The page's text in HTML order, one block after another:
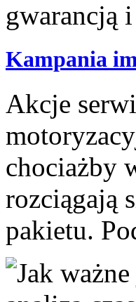
Kampania
Akcje
chociażby
rozciągają
pakietu.